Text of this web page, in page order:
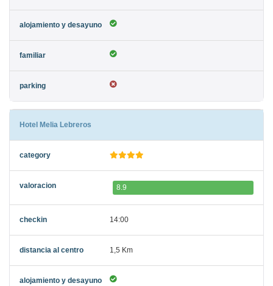
Hotel Melia Lebreros
8.9
14:00
1,5 Km